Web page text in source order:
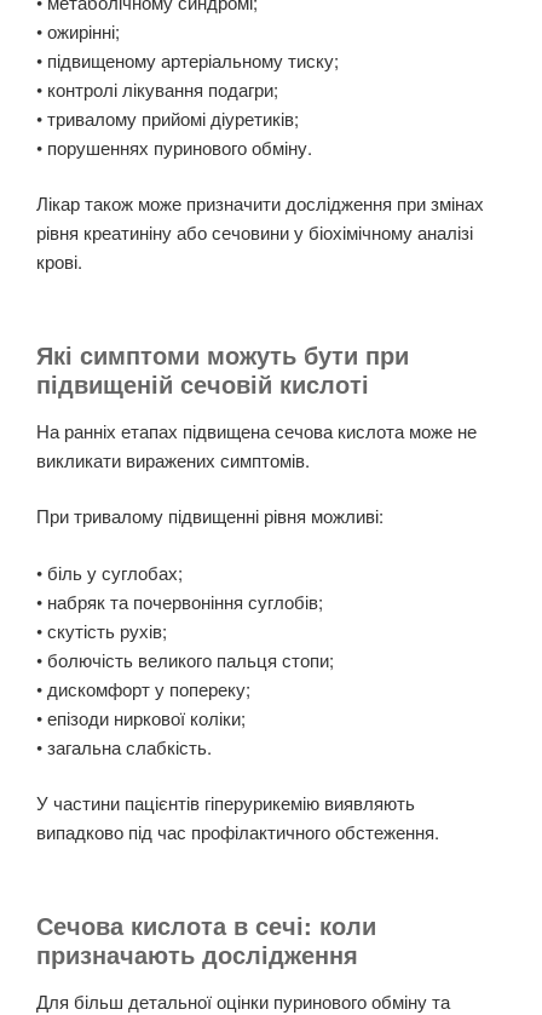
• ожирінні;
• підвищеному артеріальному тиску;
• контролі лікування подагри;
• тривалому прийомі діуретиків;
• порушеннях пуринового обміну.
Лікар також може призначити дослідження при змінах
рівня креатиніну або сечовини у біохімічному аналізі
крові.
Які симптоми можуть бути при
підвищеній сечовій кислоті
На ранніх етапах підвищена сечова кислота може не
викликати виражених симптомів.
При тривалому підвищенні рівня можливі:
• біль у суглобах;
• набряк та почервоніння суглобів;
• скутість рухів;
• болючість великого пальця стопи;
• дискомфорт у попереку;
• епізоди ниркової коліки;
• загальна слабкість.
У частини пацієнтів гіперурикемію виявляють
випадково під час профілактичного обстеження.
Сечова кислота в сечі: коли
призначають дослідження
Для більш детальної оцінки пуринового обміну та